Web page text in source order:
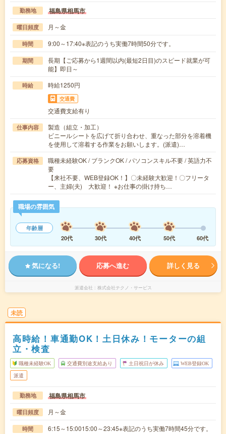
勤務地 福島県相馬市
曜日頻度 月～金
時間 9:00～17:40※表記のうち実働7時間50分です。
期間
長期【ご応募から1週間以内(最短2日目)のスピード就業が可
能】即日～
時給 時給1250円
交通費
交通費支給有り
仕事内容
製造（組立・加工）
ビニールシートを広げて折り合わせ、重なった部分を溶着機
を使用して溶着する作業をお願いします。(派遣)…
応募資格
職種未経験OK / ブランクOK / パソコンスキル不要 / 英語力不
要
【来社不要、WEB登録OK！】〇未経験大歓迎！〇フリータ
ー、主婦(夫) 大歓迎！ ※お仕事の掛け持ち…
職場の雰囲気
年齢層
20代
30代 40代 50代 60代
気になる! 応募へ進む 詳しく見る
派遣会社 株式会社テクノ・サービス
未読
高時給！車通勤OK！土日休み！モーターの組
立・検査
職種未経験OK 交通費別途支給あり 土日祝日が休み WEB登録OK
派遣
勤務地 福島県相馬市
曜日頻度 月～金
時間 6:15～15:0015:00～23:45※表記のうち実働7時間45分です。